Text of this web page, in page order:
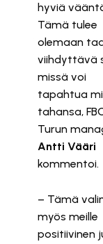
hyviä
Tämä tulee
olemaan
viihdyttävä
missä voi
tapahtua
tahansa,
Turun
Antti Vääri
kommentoi.
– Tämä
myös meille
positiivinen